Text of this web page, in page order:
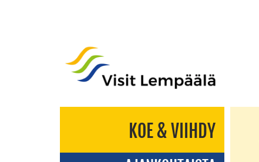
KOE & VIIHDY